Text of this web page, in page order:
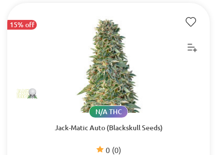
15% off
Jack-Matic Auto (Blackskull Seeds)
0 (0)
N/A THC